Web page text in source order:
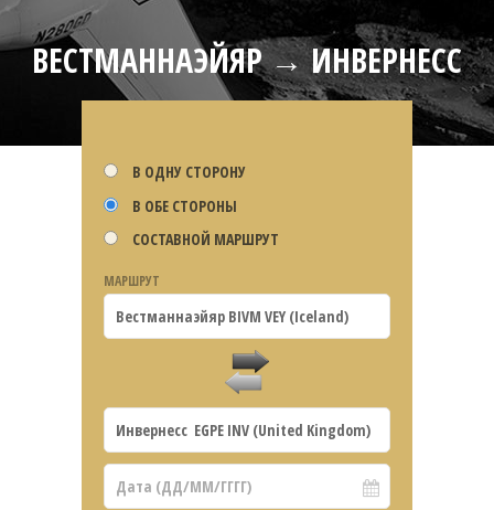
ВЕСТМАННАЭЙЯР → ИНВЕРНЕСС
В ОДНУ СТОРОНУ
В ОБЕ СТОРОНЫ
СОСТАВНОЙ МАРШРУТ
МАРШРУТ